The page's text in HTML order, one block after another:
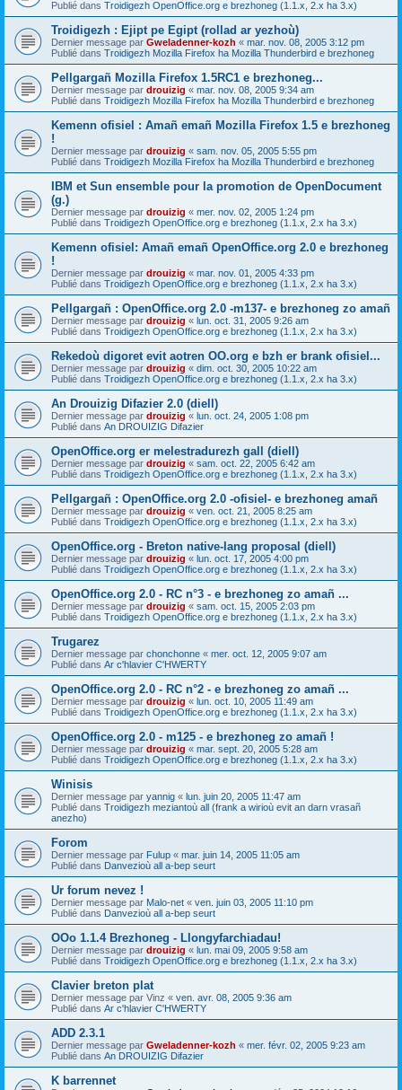
Publié dans Troidigezh OpenOffice.org e brezhoneg (1.1.x, 2.x ha 3.x)
Troidigezh : Ejipt pe Egipt (rollad ar yezhoù)
Dernier message par Gweladenner-kozh « mar. nov. 08, 2005 3:12 pm
Publié dans Troidigezh Mozilla Firefox ha Mozilla Thunderbird e brezhoneg
Pellgargañ Mozilla Firefox 1.5RC1 e brezhoneg...
Dernier message par drouizig « mar. nov. 08, 2005 9:34 am
Publié dans Troidigezh Mozilla Firefox ha Mozilla Thunderbird e brezhoneg
Kemenn ofisiel : Amañ emañ Mozilla Firefox 1.5 e brezhoneg
!
Dernier message par drouizig « sam. nov. 05, 2005 5:55 pm
Publié dans Troidigezh Mozilla Firefox ha Mozilla Thunderbird e brezhoneg
IBM et Sun ensemble pour la promotion de OpenDocument
(g.)
Dernier message par drouizig « mer. nov. 02, 2005 1:24 pm
Publié dans Troidigezh OpenOffice.org e brezhoneg (1.1.x, 2.x ha 3.x)
Kemenn ofisiel: Amañ emañ OpenOffice.org 2.0 e brezhoneg
!
Dernier message par drouizig « mar. nov. 01, 2005 4:33 pm
Publié dans Troidigezh OpenOffice.org e brezhoneg (1.1.x, 2.x ha 3.x)
Pellgargañ : OpenOffice.org 2.0 -m137- e brezhoneg zo amañ
Dernier message par drouizig « lun. oct. 31, 2005 9:26 am
Publié dans Troidigezh OpenOffice.org e brezhoneg (1.1.x, 2.x ha 3.x)
Rekedoù digoret evit aotren OO.org e bzh er brank ofisiel...
Dernier message par drouizig « dim. oct. 30, 2005 10:22 am
Publié dans Troidigezh OpenOffice.org e brezhoneg (1.1.x, 2.x ha 3.x)
An Drouizig Difazier 2.0 (diell)
Dernier message par drouizig « lun. oct. 24, 2005 1:08 pm
Publié dans An DROUIZIG Difazier
OpenOffice.org er melestradurezh gall (diell)
Dernier message par drouizig « sam. oct. 22, 2005 6:42 am
Publié dans Troidigezh OpenOffice.org e brezhoneg (1.1.x, 2.x ha 3.x)
Pellgargañ : OpenOffice.org 2.0 -ofisiel- e brezhoneg amañ
Dernier message par drouizig « ven. oct. 21, 2005 8:25 am
Publié dans Troidigezh OpenOffice.org e brezhoneg (1.1.x, 2.x ha 3.x)
OpenOffice.org - Breton native-lang proposal (diell)
Dernier message par drouizig « lun. oct. 17, 2005 4:00 pm
Publié dans Troidigezh OpenOffice.org e brezhoneg (1.1.x, 2.x ha 3.x)
OpenOffice.org 2.0 - RC n°3 - e brezhoneg zo amañ ...
Dernier message par drouizig « sam. oct. 15, 2005 2:03 pm
Publié dans Troidigezh OpenOffice.org e brezhoneg (1.1.x, 2.x ha 3.x)
Trugarez
Dernier message par chonchonne « mer. oct. 12, 2005 9:07 am
Publié dans Ar c'hlavier C'HWERTY
OpenOffice.org 2.0 - RC n°2 - e brezhoneg zo amañ ...
Dernier message par drouizig « lun. oct. 10, 2005 11:49 am
Publié dans Troidigezh OpenOffice.org e brezhoneg (1.1.x, 2.x ha 3.x)
OpenOffice.org 2.0 - m125 - e brezhoneg zo amañ !
Dernier message par drouizig « mar. sept. 20, 2005 5:28 am
Publié dans Troidigezh OpenOffice.org e brezhoneg (1.1.x, 2.x ha 3.x)
Winisis
Dernier message par yannig « lun. juin 20, 2005 11:47 am
Publié dans Troidigezh meziantoù all (frank a wirioù evit an darn vrasañ
anezho)
Forom
Dernier message par Fulup « mar. juin 14, 2005 11:05 am
Publié dans Danvezioù all a-bep seurt
Ur forum nevez !
Dernier message par Malo-net « ven. juin 03, 2005 11:10 pm
Publié dans Danvezioù all a-bep seurt
OOo 1.1.4 Brezhoneg - Llongyfarchiadau!
Dernier message par drouizig « lun. mai 09, 2005 9:58 am
Publié dans Troidigezh OpenOffice.org e brezhoneg (1.1.x, 2.x ha 3.x)
Clavier breton plat
Dernier message par Vinz « ven. avr. 08, 2005 9:36 am
Publié dans Ar c'hlavier C'HWERTY
ADD 2.3.1
Dernier message par Gweladenner-kozh « mer. févr. 02, 2005 9:23 am
Publié dans An DROUIZIG Difazier
K barrennet